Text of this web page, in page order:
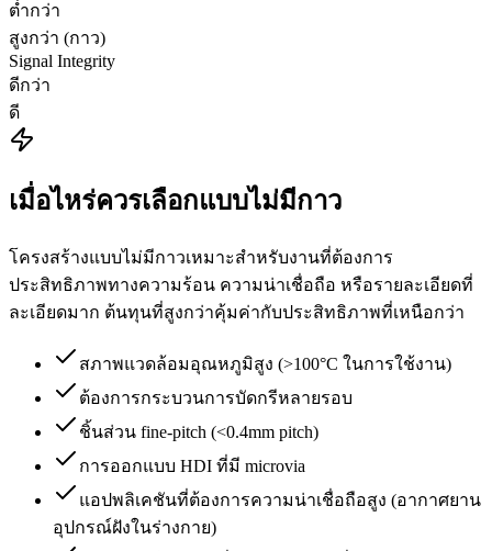
ต่ำกว่า
สูงกว่า (กาว)
Signal Integrity
ดีกว่า
ดี
เมื่อไหร่ควรเลือกแบบไม่มีกาว
โครงสร้างแบบไม่มีกาวเหมาะสำหรับงานที่ต้องการ
ประสิทธิภาพทางความร้อน ความน่าเชื่อถือ หรือรายละเอียดที่
ละเอียดมาก ต้นทุนที่สูงกว่าคุ้มค่ากับประสิทธิภาพที่เหนือกว่า
สภาพแวดล้อมอุณหภูมิสูง (>100°C ในการใช้งาน)
ต้องการกระบวนการบัดกรีหลายรอบ
ชิ้นส่วน fine-pitch (<0.4mm pitch)
การออกแบบ HDI ที่มี microvia
แอปพลิเคชันที่ต้องการความน่าเชื่อถือสูง (อากาศยาน
อุปกรณ์ฝังในร่างกาย)